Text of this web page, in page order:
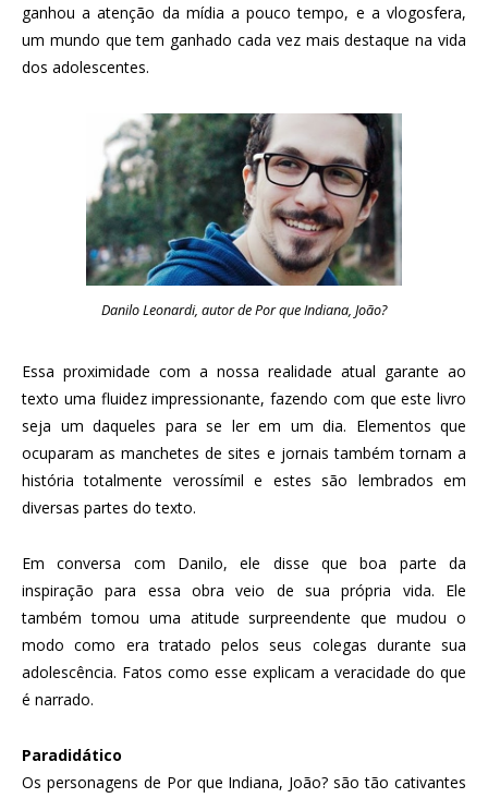
ganhou a atenção da mídia a pouco tempo, e a vlogosfera,
um mundo que tem ganhado cada vez mais destaque na vida
dos adolescentes.
Danilo Leonardi, autor de Por que Indiana, João?
Essa proximidade com a nossa realidade atual garante ao
texto uma fluidez impressionante, fazendo com que este livro
seja um daqueles para se ler em um dia. Elementos que
ocuparam as manchetes de sites e jornais também tornam a
história totalmente verossímil e estes são lembrados em
diversas partes do texto.
Em conversa com Danilo, ele disse que boa parte da
inspiração para essa obra veio de sua própria vida. Ele
também tomou uma atitude surpreendente que mudou o
modo como era tratado pelos seus colegas durante sua
adolescência. Fatos como esse explicam a veracidade do que
é narrado.
Paradidático
Os personagens de Por que Indiana, João? são tão cativantes